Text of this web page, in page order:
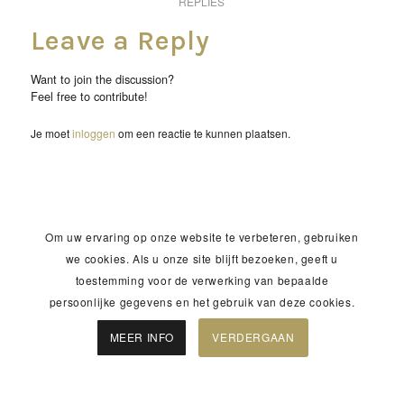
Leave a Reply
Want to join the discussion?
Feel free to contribute!
Je moetinloggen om een reactie te kunnen plaatsen.
Om uw ervaring op onze website te verbeteren, gebruiken
we cookies. Als u onze site blijft bezoeken, geeft u
toestemming voor de verwerking van bepaalde
persoonlijke gegevens en het gebruik van deze cookies.
MEER INFO VERDERGAAN